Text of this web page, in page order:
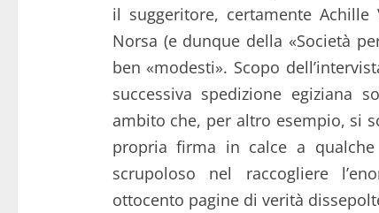
il suggeritore, certamente
Norsa (e dunque della «Società
ben «modesti». Scopo
successiva spedizione egiziana
ambito che, per altro esempio, si
propria firma in calce a
scrupoloso nel raccogliere
ottocento pagine di verità